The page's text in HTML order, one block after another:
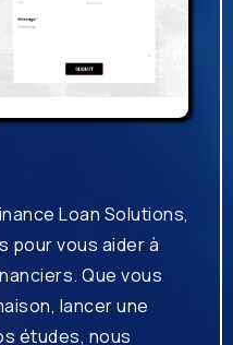
Loan Solutions,
pour vous aider à
Que vous
lancer une
études, nous